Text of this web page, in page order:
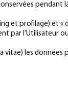
et profilage) et
par l’Utilisateur
vitae) les